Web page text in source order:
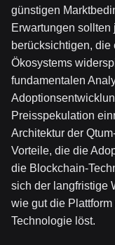
günstigen
Erwartungen
berücksichtigen,
Ökosystems
fundamentalen
Preisspekulation
Architektur der
Vorteile, die die
die Blockchain-
sich der langfristige
wie gut die
Technologie löst.